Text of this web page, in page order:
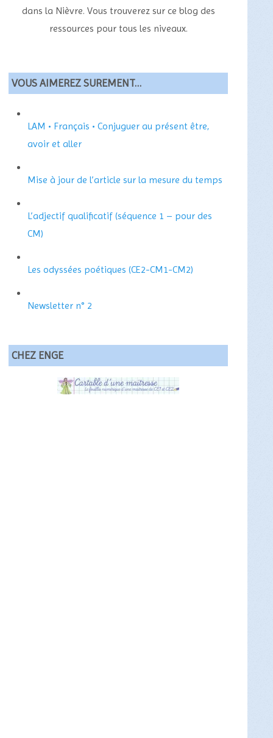
dans la Nièvre. Vous trouverez sur ce blog des
ressources pour tous les niveaux.
VOUS AIMEREZ SUREMENT…
LAM • Français • Conjuguer au présent être,
avoir et aller
Mise à jour de l’article sur la mesure du temps
L’adjectif qualificatif (séquence 1 – pour des
CM)
Les odyssées poétiques (CE2-CM1-CM2)
Newsletter n° 2
CHEZ ENGE